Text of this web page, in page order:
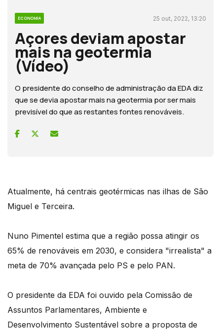
ECONOMIA 25 out, 2022, 13:20
Açores deviam apostar
mais na geotermia
(Vídeo)
O presidente do conselho de administração da EDA diz
que se devia apostar mais na geotermia por ser mais
previsível do que as restantes fontes renováveis.
Atualmente, há centrais geotérmicas nas ilhas de São
Miguel e Terceira.
Nuno Pimentel estima que a região possa atingir os
65% de renováveis em 2030, e considera "irrealista" a
meta de 70% avançada pelo PS e pelo PAN.
O presidente da EDA foi ouvido pela Comissão de
Assuntos Parlamentares, Ambiente e
Desenvolvimento Sustentável sobre a proposta de